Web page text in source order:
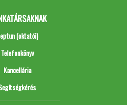
(oktatói)
Telefonkönyv
Kancellária